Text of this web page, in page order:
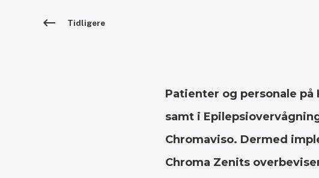
Tidligere
Patienter og personale
samt i
Chromaviso. Dermed
Chroma Zenits